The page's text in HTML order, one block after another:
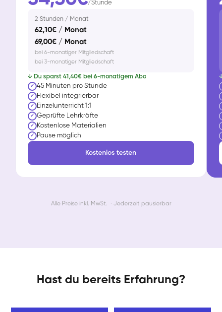
/Stunde
2 Stunden / Monat
62,10€ / Monat
69,00€ / Monat
bei 6-monatiger Mitgliedschaft
bei 3-monatiger Mitgliedschaft
↓ Du sparst 41,40€ bei 6-monatigem Abo
✓ 45 Minuten pro Stunde
✓ Flexibel integrierbar
✓ Einzelunterricht 1:1
✓ Geprüfte Lehrkräfte
✓ Kostenlose Materialien
✓ Pause möglich
Kostenlos testen
Alle Preise inkl. MwSt. · Jederzeit pausierbar
Hast du bereits Erfahrung?